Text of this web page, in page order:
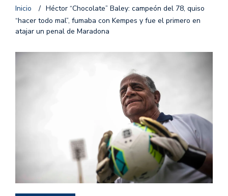
Inicio / Héctor “Chocolate” Baley: campeón del 78, quiso
“hacer todo mal”, fumaba con Kempes y fue el primero en
atajar un penal de Maradona